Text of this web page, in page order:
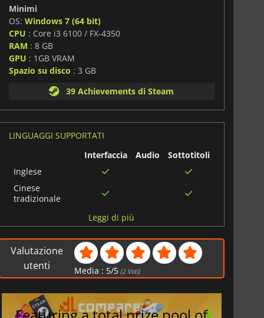
Minimi
OS: Windows 7 (64 bit)
CPU : Core i3 6100 / FX-4350
RAM : 8 GB
GPU : 1GB VRAM
Spazio su disco : 3 GB
39 Achievements di Steam
LINGUAGGI SUPPORTATI
Interfaccia
Audio
Sottotitoli
Inglese
Cinese
tradizionale
Coreano
Cinese
semplificato
Portoghese
brasiliano
Leggi di più
Valutazione
utenti
Media : 5/5 (2 Voti)